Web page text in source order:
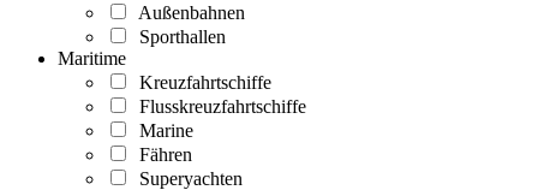
Außenbahnen
Sporthallen
Maritime
Kreuzfahrtschiffe
Flusskreuzfahrtschiffe
Marine
Fähren
Superyachten